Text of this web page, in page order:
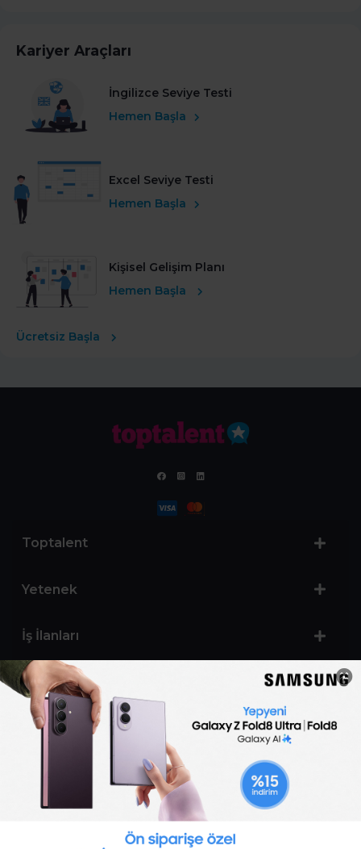
Kariyer Araçları
İngilizce Seviye Testi
Hemen Başla
Excel Seviye Testi
Hemen Başla
Kişisel Gelişim Planı
Hemen Başla
Ücretsiz Başla
Toptalent
Yetenek
İş İlanları
Sertifika Programları
Yetenek Testleri